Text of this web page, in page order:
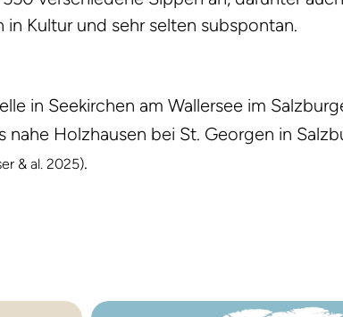
Kultur und sehr selten subspontan.
in Seekirchen am Wallersee im
Holzhausen bei St. Georgen in
& al. 2025).